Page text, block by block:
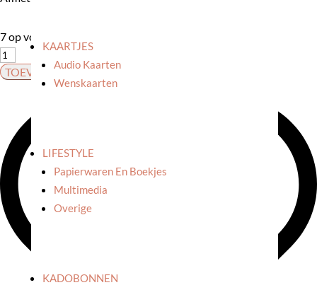
KAARTJES
Audio Kaarten
Wenskaarten
LIFESTYLE
Papierwaren En Boekjes
Multimedia
Overige
KADOBONNEN
7 op voorraad
Räder:
Schaaltje
'Blooming
aantal
TOEVOEGEN AAN WINKELWAGEN